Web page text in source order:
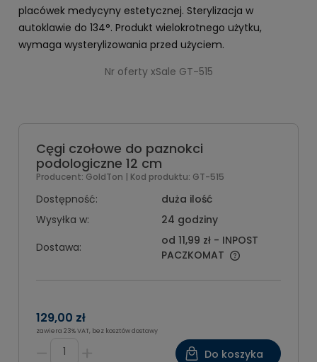
placówek medycyny estetycznej. Sterylizacja w
autoklawie do 134°. Produkt wielokrotnego użytku,
wymaga wysterylizowania przed użyciem.
Nr oferty xSale GT-515
Cęgi czołowe do paznokci
podologiczne 12 cm
Producent: GoldTon | Kod produktu: GT-515
Dostępność:
duża ilość
Wysyłka w:
24 godziny
Dostawa:
od 11,99 zł - INPOST
PACZKOMAT
129,00 zł
zawiera 23% VAT, bez kosztów dostawy
Do koszyka